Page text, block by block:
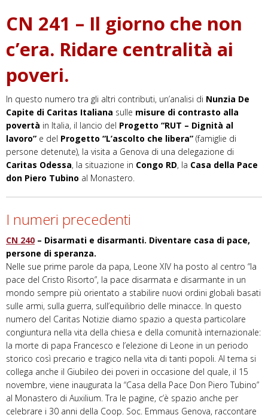
CN 241 – Il giorno che non
c’era. Ridare centralità ai
poveri.
In questo numero tra gli altri contributi, un’analisi di Nunzia De
Capite di Caritas Italiana sulle misure di contrasto alla
povertà in Italia, il lancio del Progetto “RUT – Dignità al
lavoro” e del Progetto “L’ascolto che libera” (famiglie di
persone detenute), la visita a Genova di una delegazione di
Caritas Odessa, la situazione in Congo RD, la Casa della Pace
don Piero Tubino al Monastero.
I numeri precedenti
CN 240 – Disarmati e disarmanti. Diventare casa di pace,
persone di speranza.
Nelle sue prime parole da papa, Leone XIV ha posto al centro “la
pace del Cristo Risorto”, la pace disarmata e disarmante in un
mondo sempre più orientato a stabilire nuovi ordini globali basati
sulle armi, sulla guerra, sull’equilibrio delle minacce. In questo
numero del Caritas Notizie diamo spazio a questa particolare
congiuntura nella vita della chiesa e della comunità internazionale:
la morte di papa Francesco e l’elezione di Leone in un periodo
storico così precario e tragico nella vita di tanti popoli. Al tema si
collega anche il Giubileo dei poveri in occasione del quale, il 15
novembre, viene inaugurata la “Casa della Pace Don Piero Tubino”
al Monastero di Auxilium. Tra le pagine, c’è spazio anche per
celebrare i 30 anni della Coop. Soc. Emmaus Genova, raccontare